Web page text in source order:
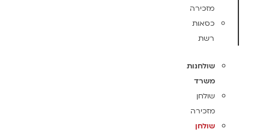
מזכירה
כסאות
רשת
שולחנות
משרד
שולחן
מזכירה
שולחן